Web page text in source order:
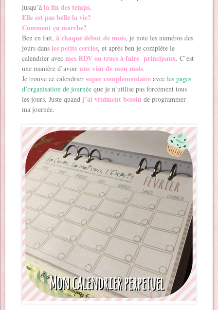
jusqu’à la fin des temps.
Elle est pas belle la vie?
Comment ça marche?
Ben en fait,à chaque début de mois, je note les numéros des
jours dansles petits cercles, et après ben je complète le
calendrier avecmes RDV ou trucs à faire principaux. C’est
une manière d’avoirune visu de mon mois.
Je trouve ce calendriersuper complémentaire avecles pages
d’organisation de journée que je n’utilise pas forcément tous
les jours. Juste quand j’ai vraiment besoin de programmer
ma journée.